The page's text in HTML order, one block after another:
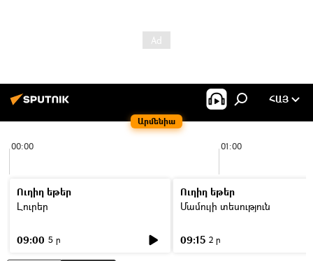
Արմենիա
ՀԱՅ
00:00 01:00
Ուղիղ եթեր
Լուրեր
09:00 5 ր
Ուղիղ եթեր
Մամուլի տեսություն
09:15 2 ր